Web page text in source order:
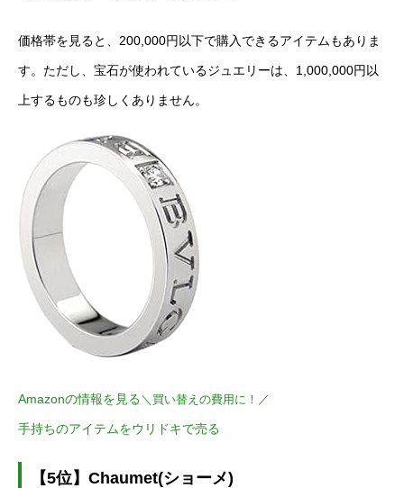
価格帯を見ると、200,000円以下で購入できるアイテムもありま
す。ただし、宝石が使われているジュエリーは、1,000,000円以
上するものも珍しくありません。
Amazonの情報を見る ＼買い替えの費用に！／
手持ちのアイテムをウリドキで売る
【5位】Chaumet(ショーメ)